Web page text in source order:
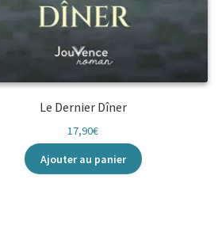
Le Dernier Dîner
17,90€
Ajouter au panier